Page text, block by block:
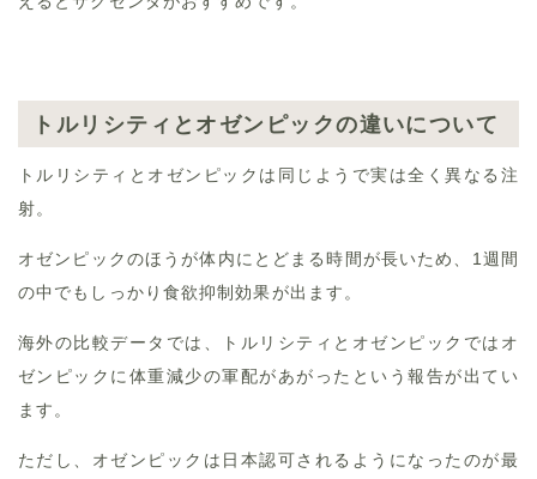
トルリシティとオゼンピックの違いについて
トルリシティとオゼンピックは同じようで実は全く異なる注
射。
オゼンピックのほうが体内にとどまる時間が長いため、1週間
の中でもしっかり食欲抑制効果が出ます。
海外の比較データでは、トルリシティとオゼンピックではオ
ゼンピックに体重減少の軍配があがったという報告が出てい
ます。
ただし、オゼンピックは日本認可されるようになったのが最